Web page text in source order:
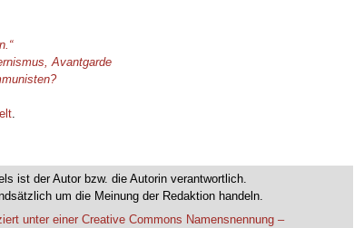
Avantgarde
.
ist der Autor bzw. die Autorin verantwortlich.
um die Meinung der Redaktion handeln.
unter einer Creative Commons Namensnennung –